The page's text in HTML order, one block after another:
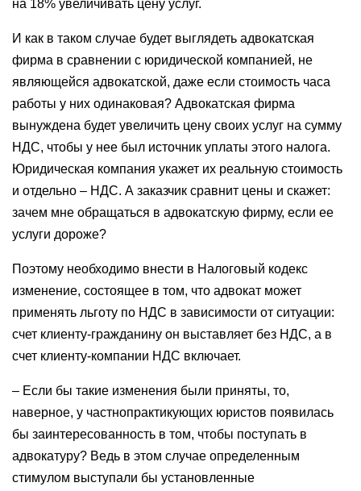
на 18% увеличивать цену услуг.
И как в таком случае будет выглядеть адвокатская
фирма в сравнении с юридической компанией, не
являющейся адвокатской, даже если стоимость часа
работы у них одинаковая? Адвокатская фирма
вынуждена будет увеличить цену своих услуг на сумму
НДС, чтобы у нее был источник уплаты этого налога.
Юридическая компания укажет их реальную стоимость
и отдельно – НДС. А заказчик сравнит цены и скажет:
зачем мне обращаться в адвокатскую фирму, если ее
услуги дороже?
Поэтому необходимо внести в Налоговый кодекс
изменение, состоящее в том, что адвокат может
применять льготу по НДС в зависимости от ситуации:
счет клиенту-гражданину он выставляет без НДС, а в
счет клиенту-компании НДС включает.
– Если бы такие изменения были приняты, то,
наверное, у частнопрактикующих юристов появилась
бы заинтересованность в том, чтобы поступать в
адвокатуру? Ведь в этом случае определенным
стимулом выступали бы установленные